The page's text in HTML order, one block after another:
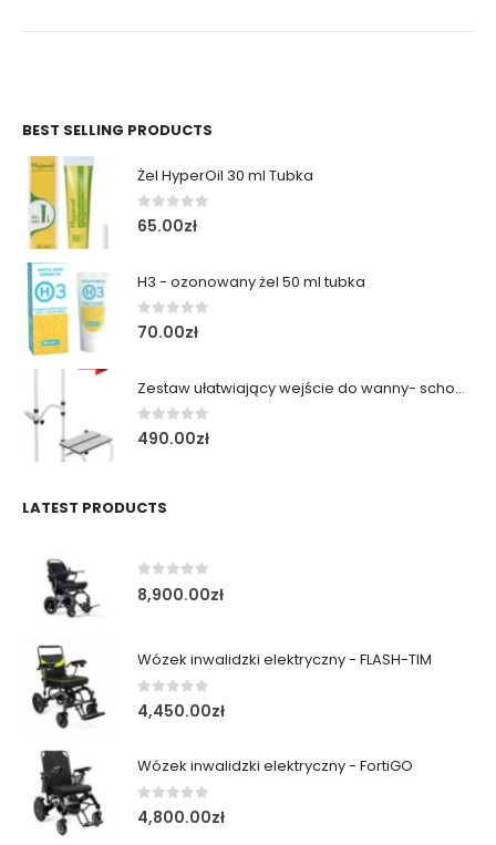
BEST SELLING PRODUCTS
Żel HyperOil 30 ml Tubka
0out of 5
65.00zł
H3 - ozonowany żel 50 ml tubka
0out of 5
70.00zł
Zestaw ułatwiający wejście do wanny- schodek z poręczą
0out of 5
490.00zł
LATEST PRODUCTS
0out of 5
8,900.00zł
Wózek inwalidzki elektryczny - FLASH-TIM
0out of 5
4,450.00zł
Wózek inwalidzki elektryczny - FortiGO
0out of 5
4,800.00zł